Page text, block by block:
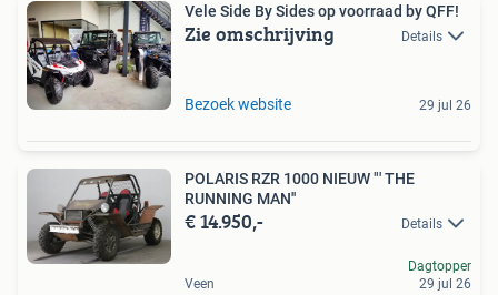
Vele Side By Sides op voorraad by QFF!
Zie omschrijving Details
Bezoek website 29 jul 26
POLARIS RZR 1000 NIEUW "' THE
RUNNING MAN''
€ 14.950,- Details
Veen
Dagtopper
29 jul 26